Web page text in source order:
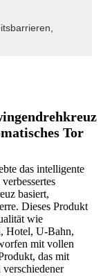
Tor
das intelligente
basiert,
Dieses Produkt
wie
Hotel, U-Bahn,
mit vollen
das mit